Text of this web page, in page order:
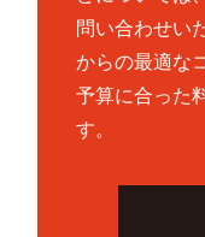
問い合わせい
からの最適な
予算に合った
す。